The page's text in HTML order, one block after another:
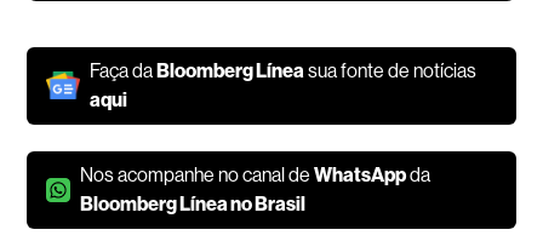
Faça daBloomberg Línea sua fonte de notícias
aqui
Nos acompanhe no canal deWhatsAppda
Bloomberg Línea no Brasil